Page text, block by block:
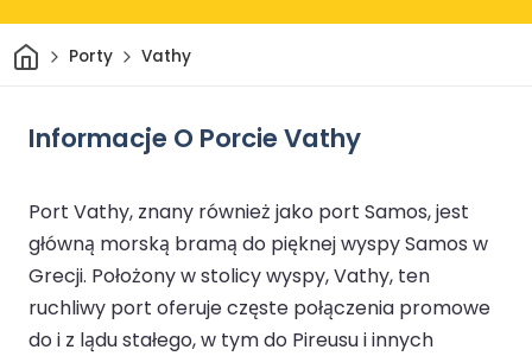
DomPorty Vathy
Informacje O Porcie Vathy
Port Vathy, znany również jako port Samos, jest
główną morską bramą do pięknej wyspy Samos w
Grecji. Położony w stolicy wyspy, Vathy, ten
ruchliwy port oferuje częste połączenia promowe
do i z lądu stałego, w tym do Pireusu i innych